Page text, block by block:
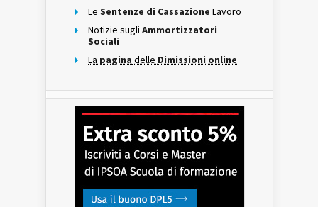
Le Sentenze di Cassazione Lavoro
Notizie sugli Ammortizzatori
Sociali
La pagina delle Dimissioni online